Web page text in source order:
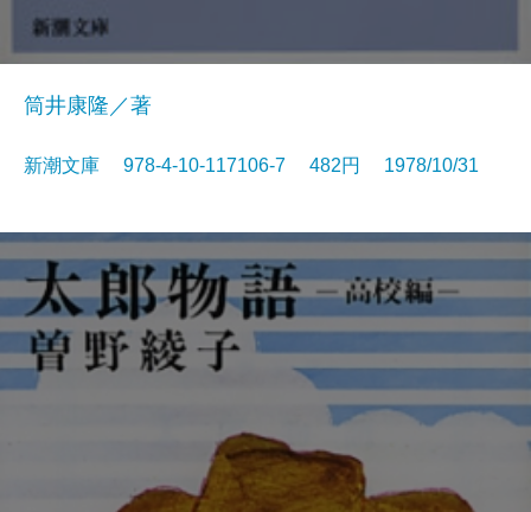
筒井康隆／著
新潮文庫 978-4-10-117106-7 482円 1978/10/31